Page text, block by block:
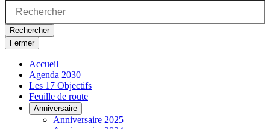
Rechercher
Fermer
Accueil
Agenda 2030
Les 17 Objectifs
Feuille de route
Anniversaire
Anniversaire 2025